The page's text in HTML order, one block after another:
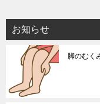
ビ
ゲ
ョ
お知らせ
脚のむく